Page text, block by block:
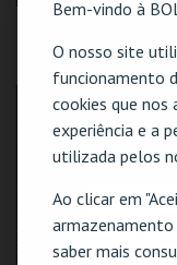
Bem-vindo à
O nosso site
funcionamento
cookies que nos
experiência e a
utilizada pelos
Ao clicar em
armazenamento
saber mais
CAUSAS | FLESH
CINEMATECA
MAIS INFO
COMPRARO evento